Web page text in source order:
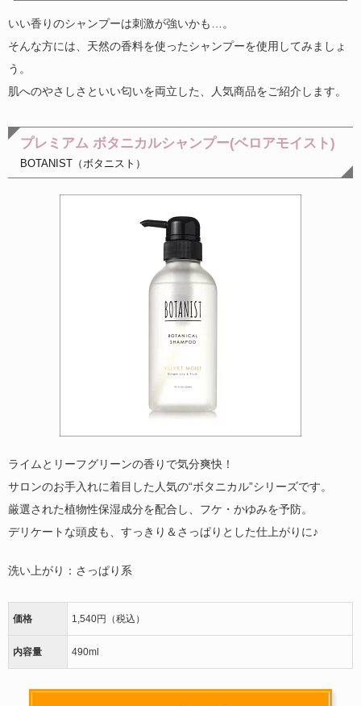
いい香りのシャンプーは刺激が強いかも…。
そんな方には、天然の香料を使ったシャンプーを使用してみましょ
う。
肌へのやさしさといい匂いを両立した、人気商品をご紹介します。
プレミアム ボタニカルシャンプー(ベロアモイスト)
BOTANIST（ボタニスト）
ライムとリーフグリーンの香りで気分爽快！
サロンのお手入れに着目した人気の“ボタニカル”シリーズです。
厳選された植物性保湿成分を配合し、フケ・かゆみを予防。
デリケートな頭皮も、すっきり＆さっぱりとした仕上がりに♪
洗い上がり： さっぱり系
価格 1,540円（税込）
内容量 490ml